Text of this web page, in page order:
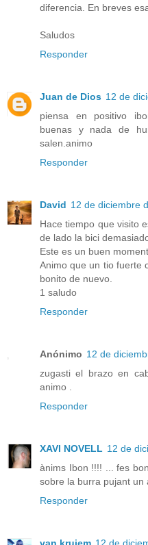
diferencia. En breves
Saludos
Responder
Juan de Dios 12 de
piensa en positivo
buenas y nada de
salen.animo
Responder
David 12 de diciembre
Hace tiempo que visito
de lado la bici
Este es un buen
Animo que un tio fuerte
bonito de nuevo.
1 saludo
Responder
Anónimo 12 de
zugasti el brazo en
animo .
Responder
XAVI NOVELL 12 de
ànims Ibon !!!! ... fes
sobre la burra pujant un
Responder